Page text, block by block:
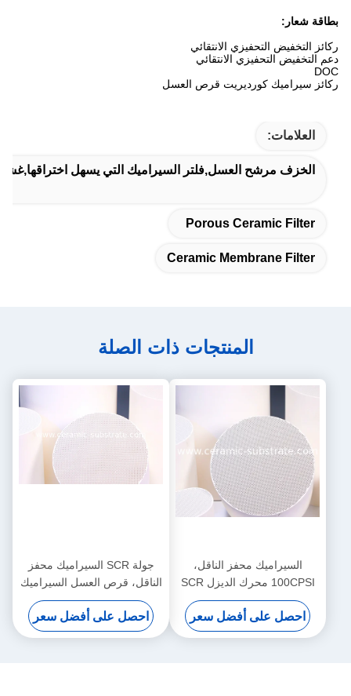
بطاقة شعار:
ركائز التخفيض التحفيزي الانتقائي
دعم التخفيض التحفيزي الانتقائي
DOC
ركائز سيراميك كورديريت قرص العسل
العلامات:
الخزف مرشح العسل,فلتر السيراميك التي يسهل
Porous Ceramic Filter
Ceramic Membrane Filter
المنتجات ذات الصلة
السيراميك محفز الناقل،
100CPSI محرك الديزل SCR
الركيزة السيراميك
احصل على أفضل سعر
جولة SCR السيراميك محفز
الناقل، قرص العسل السيراميك
دعم متراصة
احصل على أفضل سعر